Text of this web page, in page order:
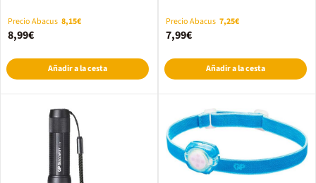
Precio Abacus 8,15€
8,99€
Añadir a la cesta
Precio Abacus 7,25€
7,99€
Añadir a la cesta